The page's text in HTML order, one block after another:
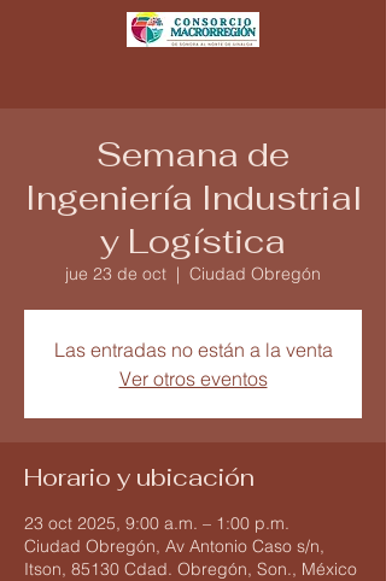
Semana de
Ingeniería Industrial
y Logística
jue 23 de oct
  |
Ciudad Obregón
Las entradas no están a la venta
Ver otros eventos
Horario y ubicación
23 oct 2025, 9:00 a.m. – 1:00 p.m.
Ciudad Obregón, Av Antonio Caso s/n,
Itson, 85130 Cdad. Obregón, Son., México